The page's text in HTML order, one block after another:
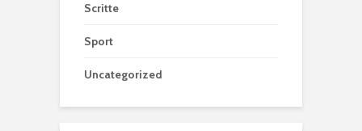
Scritte
Sport
Uncategorized